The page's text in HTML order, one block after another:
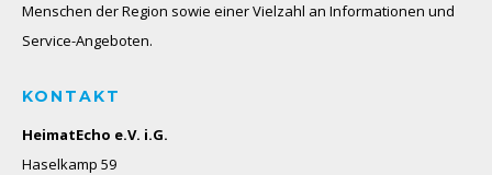
Menschen der Region sowie einer Vielzahl an Informationen und
Service-Angeboten.
KONTAKT
HeimatEcho e.V. i.G.
Haselkamp 59